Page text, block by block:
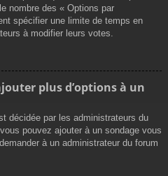
nombre des « Options par
spécifier une limite de temps en
à modifier leurs votes.
plus d’options à un
décidée par les administrateurs du
pouvez ajouter à un sondage vous
à un administrateur du forum